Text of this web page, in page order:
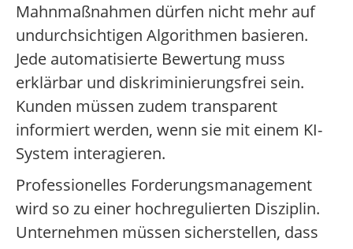
Mahnmaßnahmen dürfen nicht mehr auf
undurchsichtigen Algorithmen basieren.
Jede automatisierte Bewertung muss
erklärbar und diskriminierungsfrei sein.
Kunden müssen zudem transparent
informiert werden, wenn sie mit einem KI-
System interagieren.
Professionelles Forderungsmanagement
wird so zu einer hochregulierten Disziplin.
Unternehmen müssen sicherstellen, dass